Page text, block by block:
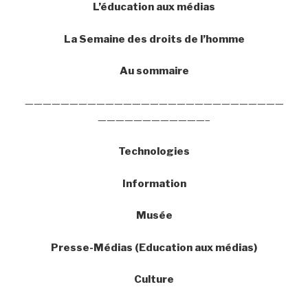
L’éducation aux médias
La Semaine des droits de l’homme
Au sommaire
—————————————————————————————
————————————–
Technologies
Information
Musée
Presse-Médias (Education aux médias)
Culture